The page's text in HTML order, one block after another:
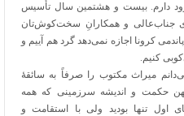
دارم. بیست و هشتمین سال تأسیس
جناب‌عالی و همکارانِ سخت‌کوش‌تان
کرونا اجازه نمی‌دهد گرد هم آییم و
کنیم.
میراث مکتوب را صرفاً به سائقۀ
حکمت و اندیشه سرزمینی که همه
اول تنها بودید ولی با استقامت و